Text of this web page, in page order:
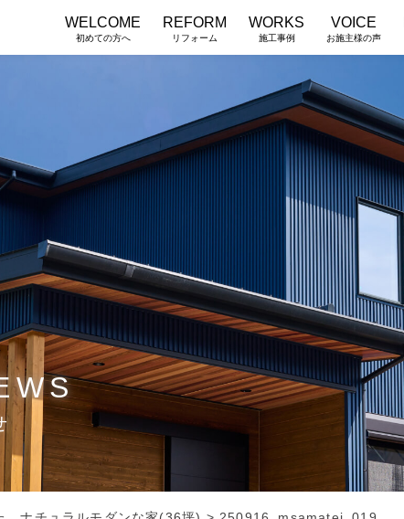
WELCOME
初めての方へ
REFORM
リフォーム
WORKS
施工事例
VOICE
お施主様の声